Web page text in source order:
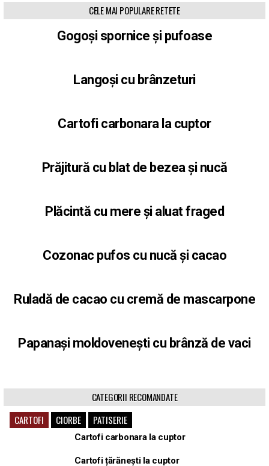
CELE MAI POPULARE RETETE
Gogoși spornice și pufoase
Langoși cu brânzeturi
Cartofi carbonara la cuptor
Prăjitură cu blat de bezea și nucă
Plăcintă cu mere și aluat fraged
Cozonac pufos cu nucă și cacao
Ruladă de cacao cu cremă de mascarpone
Papanași moldovenești cu brânză de vaci
CATEGORII RECOMANDATE
CARTOFI
CIORBE PATISERIE
Cartofi carbonara la cuptor
Cartofi țărănești la cuptor